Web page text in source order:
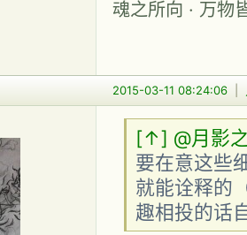
魂之所向 · 万物
2015-03-11 08:24:06
[↑] @月影
要在意这些
就能诠释的
趣相投的话